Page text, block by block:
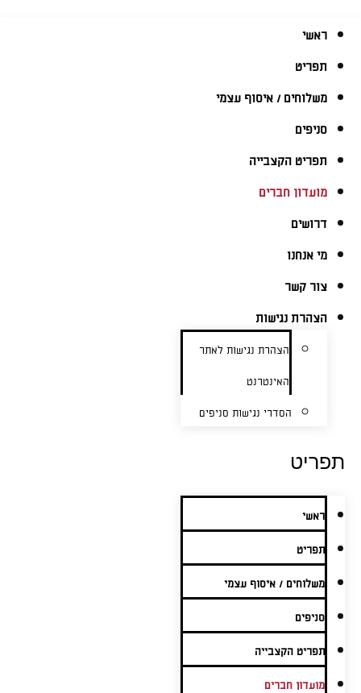
ראשי
תפריט
משלוחים / איסוף עצמי
סניפים
תפריט הקצבייה
מועדון חברים
דרושים
מי אנחנו
צור קשר
הצהרת נגישות
הצהרת נגישות לאתר
האינטרנט
הסדרי נגישות סניפים
תפריט
ראשי
תפריט
משלוחים / איסוף עצמי
סניפים
תפריט הקצבייה
מועדון חברים